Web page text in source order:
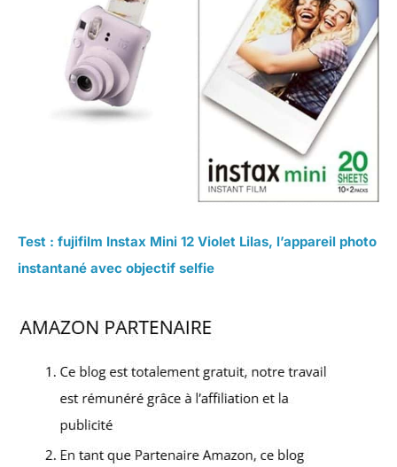
Test : fujifilm Instax Mini 12 Violet Lilas, l’appareil photo
instantané avec objectif selfie